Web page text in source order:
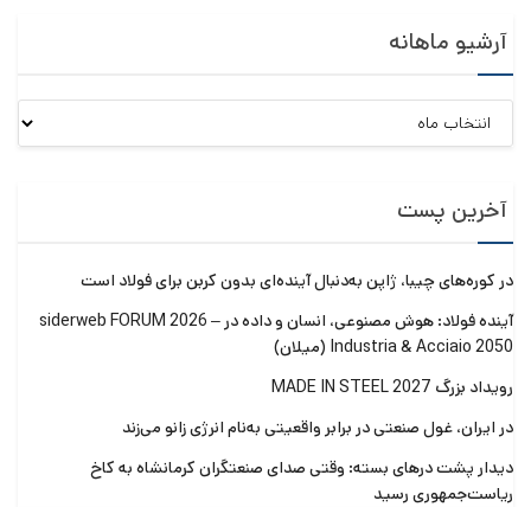
آرشیو ماهانه
آخرین پست
در کوره‌های چیبا، ژاپن به‌دنبال آینده‌ای بدون کربن برای فولاد است
آینده فولاد: هوش مصنوعی، انسان و داده در siderweb FORUM 2026 –
Industria & Acciaio 2050 (میلان)
رویداد بزرگ MADE IN STEEL 2027
در ایران، غول صنعتی در برابر واقعیتی به‌نام انرژی زانو می‌زند
دیدار پشت درهای بسته: وقتی صدای صنعتگران کرمانشاه به کاخ
ریاست‌جمهوری رسید